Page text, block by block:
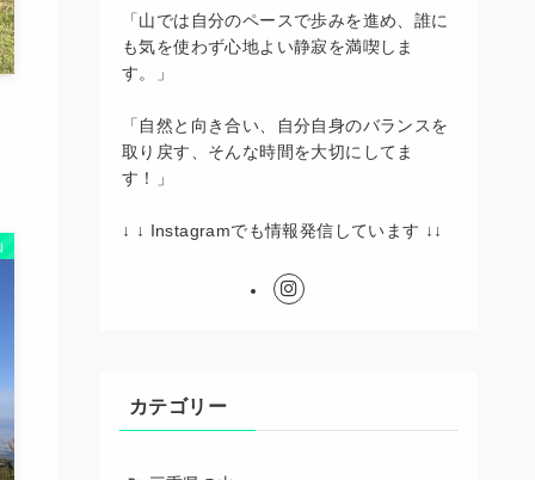
「山では自分のペースで歩みを進め、誰に
も気を使わず心地よい静寂を満喫しま
す。」
「自然と向き合い、自分自身のバランスを
取り戻す、そんな時間を大切にしてま
す！」
↓ ↓ Instagramでも情報発信しています ↓↓
カテゴリー